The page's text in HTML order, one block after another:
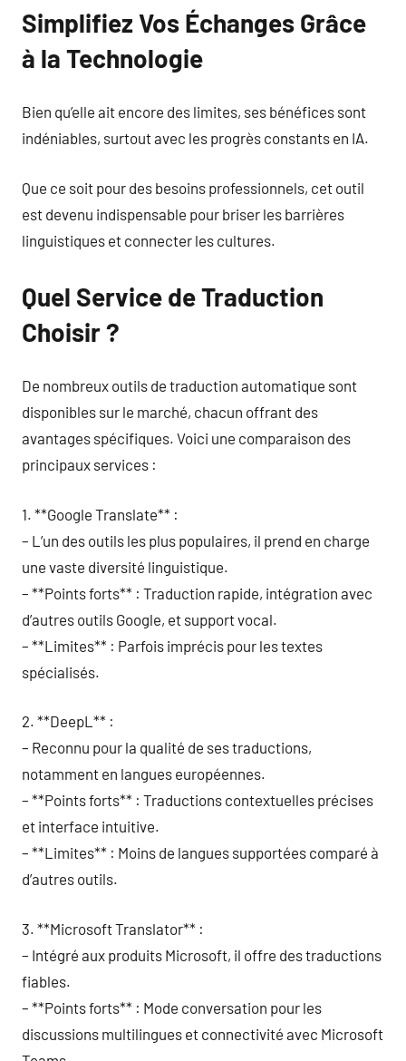
Simplifiez Vos Échanges Grâce
à la Technologie
Bien qu’elle ait encore des limites, ses bénéfices sont
indéniables, surtout avec les progrès constants en IA.
Que ce soit pour des besoins professionnels, cet outil
est devenu indispensable pour briser les barrières
linguistiques et connecter les cultures.
Quel Service de Traduction
Choisir ?
De nombreux outils de traduction automatique sont
disponibles sur le marché, chacun offrant des
avantages spécifiques. Voici une comparaison des
principaux services :
1. **Google Translate** :
– L’un des outils les plus populaires, il prend en charge
une vaste diversité linguistique.
– **Points forts** : Traduction rapide, intégration avec
d’autres outils Google, et support vocal.
– **Limites** : Parfois imprécis pour les textes
spécialisés.
2. **DeepL** :
– Reconnu pour la qualité de ses traductions,
notamment en langues européennes.
– **Points forts** : Traductions contextuelles précises
et interface intuitive.
– **Limites** : Moins de langues supportées comparé à
d’autres outils.
3. **Microsoft Translator** :
– Intégré aux produits Microsoft, il offre des traductions
fiables.
– **Points forts** : Mode conversation pour les
discussions multilingues et connectivité avec Microsoft